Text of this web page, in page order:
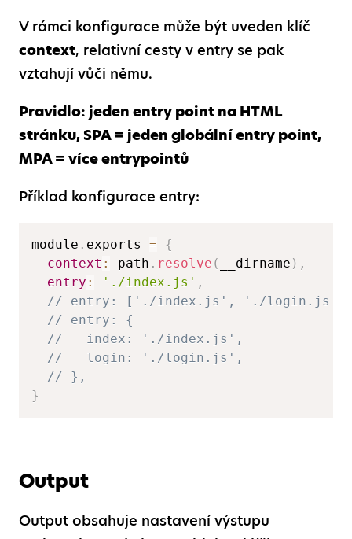
V rámci konfigurace může být uveden klíč
context, relativní cesty v entry se pak
vztahují vůči němu.
Pravidlo: jeden entry point na HTML
stránku, SPA = jeden globální entry point,
MPA = více entrypointů
Příklad konfigurace entry:
module . exports =
{
context : path . resolve ( __dirname ) ,
entry : './index.js' ,
// entry: ['./index.js', './
// entry: {
//   index: './index.js',
//   login: './login.js',
// },
}
Output
Output obsahuje nastavení výstupu